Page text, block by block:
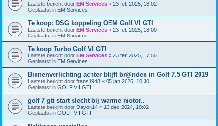
Laatste bericht door EM Services « 23 feb 2025, 18:02
Geplaatst in EM Services
Te koop: DSG koppeling OEM Golf VI GTI
Laatste bericht door EM Services « 23 feb 2025, 18:00
Geplaatst in EM Services
Te koop Turbo Golf VI GTI
Laatste bericht door EM Services « 23 feb 2025, 17:55
Geplaatst in EM Services
Binnenverlichting achter blijft br@nden in Golf 7.5 GTI 2019
Laatste bericht door frans1948 « 05 jan 2025, 10:30
Geplaatst in GOLF VII GTI
golf 7 gti start slecht bij warme motor..
Laatste bericht door Dayon14 « 13 dec 2024, 10:02
Geplaatst in GOLF VII GTI